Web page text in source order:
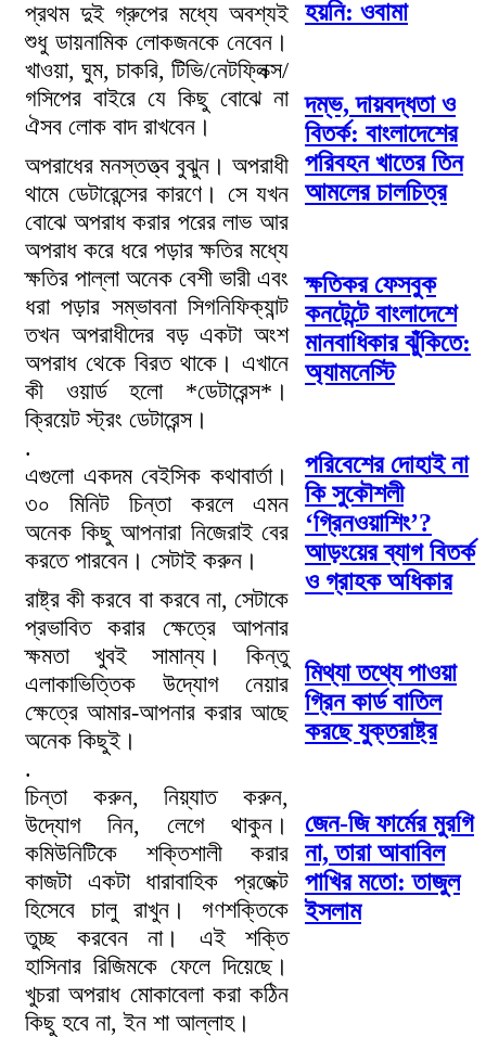
প্রথম দুই গ্রুপের মধ্যে অবশ্যই
শুধু ডায়নামিক লোকজনকে নেবেন।
খাওয়া, ঘুম, চাকরি, টিভি/নেটফ্লিক্স/
গসিপের বাইরে যে কিছু বোঝে না
ঐসব লোক বাদ রাখবেন।
অপরাধের মনস্তত্ত্ব বুঝুন। অপরাধী
থামে ডেটারেন্সের কারণে। সে যখন
বোঝে অপরাধ করার পরের লাভ আর
অপরাধ করে ধরে পড়ার ক্ষতির মধ্যে
ক্ষতির পাল্লা অনেক বেশী ভারী এবং
ধরা পড়ার সম্ভাবনা সিগনিফিক্যান্ট
তখন অপরাধীদের বড় একটা অংশ
অপরাধ থেকে বিরত থাকে। এখানে
কী ওয়ার্ড হলো *ডেটারেন্স*।
ক্রিয়েট স্ট্রং ডেটারেন্স।
.
এগুলো একদম বেইসিক কথাবার্তা।
৩০ মিনিট চিন্তা করলে এমন
অনেক কিছু আপনারা নিজেরাই বের
করতে পারবেন। সেটাই করুন।
রাষ্ট্র কী করবে বা করবে না, সেটাকে
প্রভাবিত করার ক্ষেত্রে আপনার
ক্ষমতা খুবই সামান্য। কিন্তু
এলাকাভিত্তিক উদ্যোগ নেয়ার
ক্ষেত্রে আমার-আপনার করার আছে
অনেক কিছুই।
.
চিন্তা করুন, নিয়্যাত করুন,
উদ্যোগ নিন, লেগে থাকুন।
কমিউনিটিকে শক্তিশালী করার
কাজটা একটা ধারাবাহিক প্রজেক্ট
হিসেবে চালু রাখুন। গণশক্তিকে
তুচ্ছ করবেন না। এই শক্তি
হাসিনার রিজিমকে ফেলে দিয়েছে।
খুচরা অপরাধ মোকাবেলা করা কঠিন
কিছু হবে না, ইন শা আল্লাহ।
হয়নি: ওবামা
দম্ভ, দায়বদ্ধতা ও
বিতর্ক: বাংলাদেশের
পরিবহন খাতের তিন
আমলের চালচিত্র
ক্ষতিকর ফেসবুক
কনটেন্টে বাংলাদেশে
মানবাধিকার ঝুঁকিতে:
অ্যামনেস্টি
পরিবেশের দোহাই না
কি সুকৌশলী
‘গ্রিনওয়াশিং’?
আড়ংয়ের ব্যাগ বিতর্ক
ও গ্রাহক অধিকার
মিথ্যা তথ্যে পাওয়া
গ্রিন কার্ড বাতিল
করছে যুক্তরাষ্ট্র
জেন-জি ফার্মের মুরগি
না, তারা আবাবিল
পাখির মতো: তাজুল
ইসলাম